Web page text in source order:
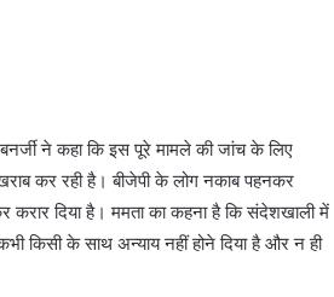
ने कहा कि इस पूरे मामले की जांच के लिए
कर रही है। बीजेपी के लोग नकाब पहनकर
करार दिया है। ममता का कहना है कि संदेशखाली में
किसी के साथ अन्याय नहीं होने दिया है और न ही